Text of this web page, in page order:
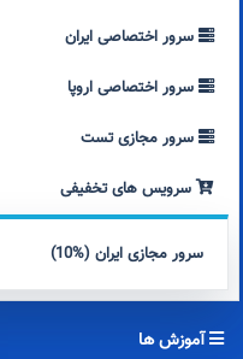
سرور اختصاصی ایران
سرور اختصاصی اروپا
سرور مجازی تست
سرویس های تخفیفی
سرور مجازی ایران (%10)
آموزش ها